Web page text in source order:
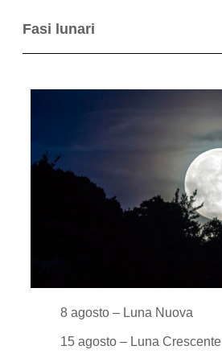
Fasi lunari
8 agosto – Luna Nuova
15 agosto – Luna Crescente